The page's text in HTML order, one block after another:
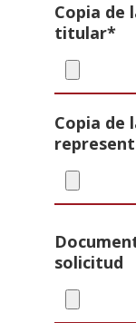
Copia de
titular*
Copia de
solicitud